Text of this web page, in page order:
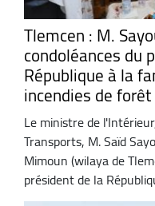
Tlemcen : M.
condoléances du
République à la
incendies de forêt
Le ministre de
Transports, M. Saïd
Mimoun (wilaya de
président de la